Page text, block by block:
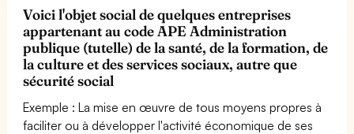
Voici l'objet social de quelques entreprises
appartenant au code APE Administration
publique (tutelle) de la santé, de la formation, de
la culture et des services sociaux, autre que
sécurité social
Exemple : La mise en œuvre de tous moyens propres à
faciliter ou à développer l'activité économique de ses